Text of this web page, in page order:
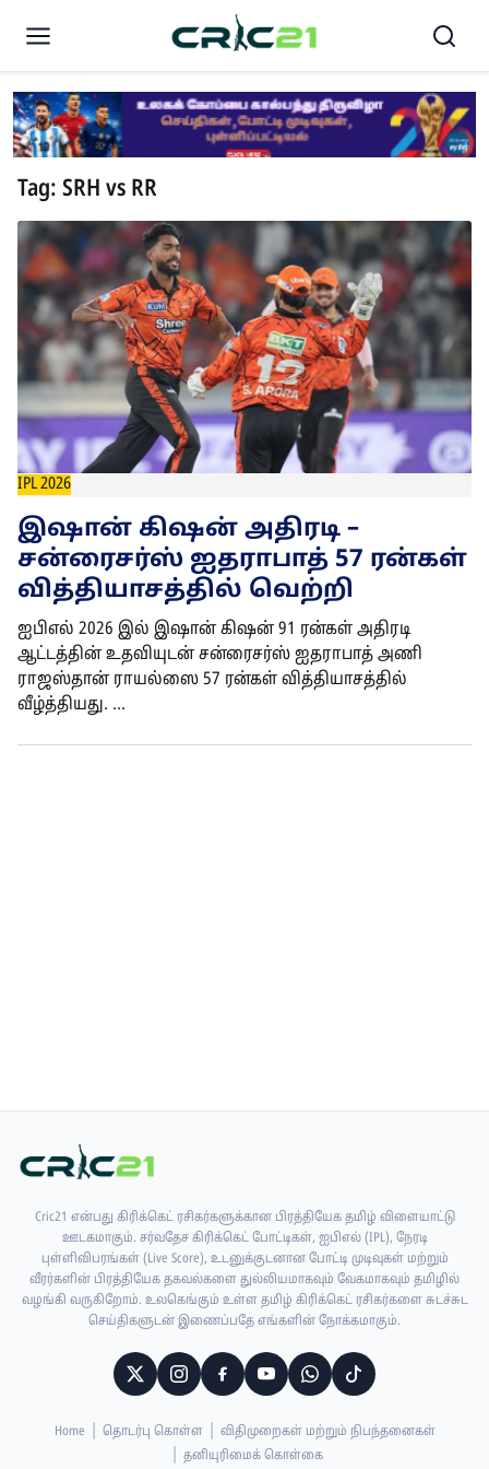
Tag: SRH vs RR
IPL 2026
இஷான் கிஷன் அதிரடி –
சன்ரைசர்ஸ் ஐதராபாத் 57 ரன்கள்
வித்தியாசத்தில் வெற்றி
ஐபிஎல் 2026 இல் இஷான் கிஷன் 91 ரன்கள் அதிரடி
ஆட்டத்தின் உதவியுடன் சன்ரைசர்ஸ் ஐதராபாத் அணி
ராஜஸ்தான் ராயல்ஸை 57 ரன்கள் வித்தியாசத்தில்
வீழ்த்தியது. ...
Cric21 என்பது கிரிக்கெட் ரசிகர்களுக்கான பிரத்தியேக தமிழ் விளையாட்டு
ஊடகமாகும். சர்வதேச கிரிக்கெட் போட்டிகள், ஐபிஎல் (IPL), நேரடி
புள்ளிவிபரங்கள் (Live Score), உடனுக்குடனான போட்டி முடிவுகள் மற்றும்
வீரர்களின் பிரத்தியேக தகவல்களை துல்லியமாகவும் வேகமாகவும் தமிழில்
வழங்கி வருகிறோம். உலகெங்கும் உள்ள தமிழ் கிரிக்கெட் ரசிகர்களை சுடச்சுட
செய்திகளுடன் இணைப்பதே எங்களின் நோக்கமாகும்.
Home தொடர்பு கொள்ள
விதிமுறைகள் மற்றும் நிபந்தனைகள்
தனியுரிமைக் கொள்கை